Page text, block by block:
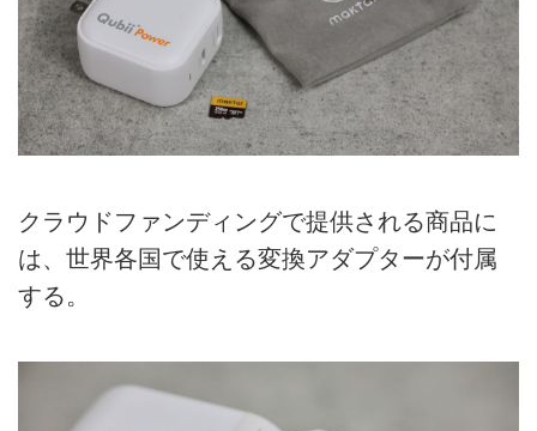
クラウドファンディングで提供される商品に
は、世界各国で使える変換アダプターが付属
する。